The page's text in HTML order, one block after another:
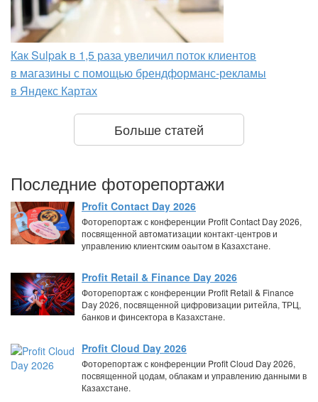
Как Sulpak в 1,5 раза увеличил поток клиентов
в магазины с помощью брендформанс-рекламы
в Яндекс Картах
Больше статей
Последние фоторепортажи
Profit Contact Day 2026
Фоторепортаж с конференции Profit Contact Day 2026,
посвященной автоматизации контакт-центров и
управлению клиентским оаытом в Казахстане.
Profit Retail & Finance Day 2026
Фоторепортаж с конференции Profit Retail & Finance
Day 2026, посвященной цифровизации ритейла, ТРЦ,
банков и финсектора в Казахстане.
Profit Cloud Day 2026
Фоторепортаж с конференции Profit Cloud Day 2026,
посвященной цодам, облакам и управлению данными в
Казахстане.